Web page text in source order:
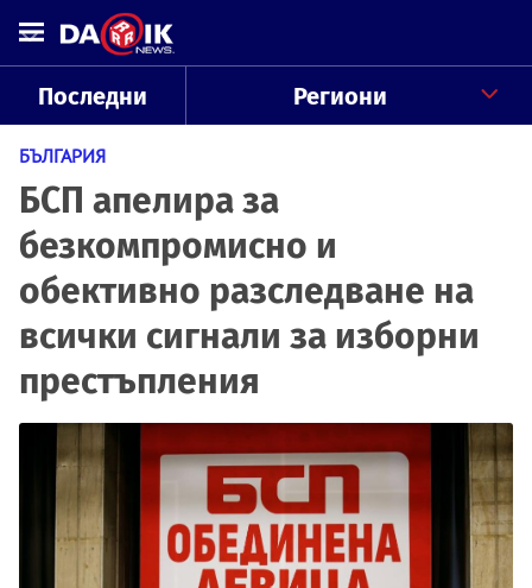
Последни Региони
БЪЛГАРИЯ
БСП апелира за
безкомпромисно и
обективно разследване на
всички сигнали за изборни
престъпления